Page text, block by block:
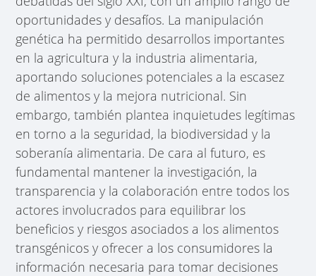
oportunidades y desafíos. La manipulación
genética ha permitido desarrollos importantes
en la agricultura y la industria alimentaria,
aportando soluciones potenciales a la escasez
de alimentos y la mejora nutricional. Sin
embargo, también plantea inquietudes legítimas
en torno a la seguridad, la biodiversidad y la
soberanía alimentaria. De cara al futuro, es
fundamental mantener la investigación, la
transparencia y la colaboración entre todos los
actores involucrados para equilibrar los
beneficios y riesgos asociados a los alimentos
transgénicos y ofrecer a los consumidores la
información necesaria para tomar decisiones